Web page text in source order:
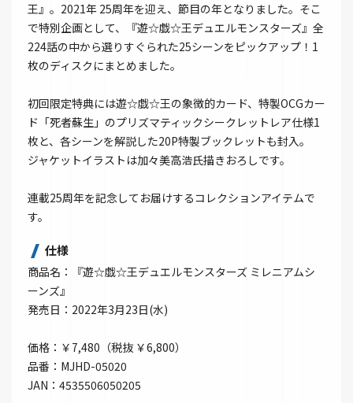
王』。2021年 25周年を迎え、節目の年となりました。そこ
で特別企画として、『遊☆戯☆王デュエルモンスターズ』全
224話の中から選りすぐられた25シーンをピックアップ！1
枚のディスクにまとめました。
初回限定特典には遊☆戯☆王の象徴的カード、特製OCGカー
ド「死者蘇生」のプリズマティックシークレットレア仕様1
枚と、各シーンを解説した20P特製ブックレットも封入。
ジャケットイラストは加々美高浩氏描きおろしです。
連載25周年を記念してお届けするコレクションアイテムで
す。
仕様
商品名：『遊☆戯☆王デュエルモンスターズ ミレニアムシ
ーンズ』
発売日：2022年3月23日(水)
価格：￥7,480（税抜 ￥6,800）
品番：MJHD-05020
JAN：4535506050205